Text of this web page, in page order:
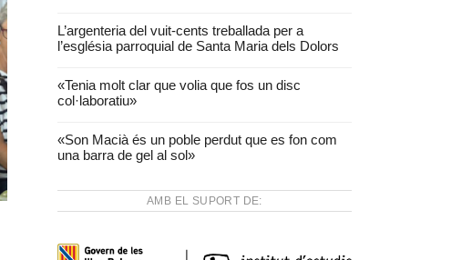
L’argenteria del vuit-cents treballada per a
l’església parroquial de Santa Maria dels Dolors
«Tenia molt clar que volia que fos un disc
col·laboratiu»
«Son Macià és un poble perdut que es fon com
una barra de gel al sol»
AMB EL SUPORT DE: